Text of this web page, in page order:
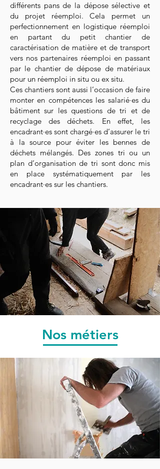
différents pans de la dépose sélective et
du projet réemploi. Cela permet un
perfectionnement en logistique réemploi
en partant du petit chantier de
caractérisation de matière et de transport
vers nos partenaires réemploi en passant
par le chantier de dépose de matériaux
pour un réemploi in situ ou ex situ.
Ces chantiers sont aussi l’occasion de faire
monter en compétences les salarié·es du
bâtiment sur les questions de tri et de
recyclage des déchets. En effet, les
encadrant·es sont chargé·es d’assurer le tri
à la source pour éviter les bennes de
déchets mélangés. Des zones tri ou un
plan d’organisation de tri sont donc mis
en place systématiquement par les
encadrant·es sur les chantiers.
Nos métiers